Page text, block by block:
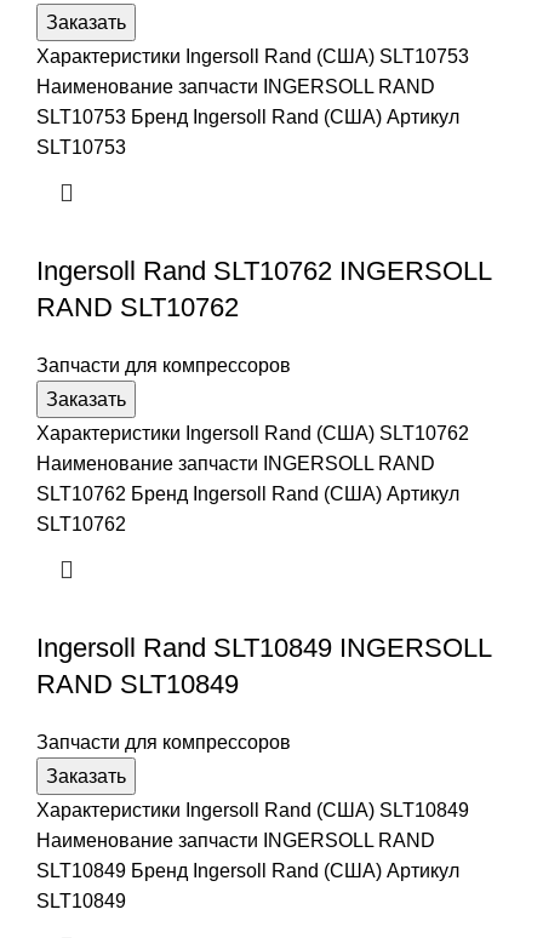
Заказать
Характеристики Ingersoll Rand (США) SLT10753
Наименование запчасти INGERSOLL RAND
SLT10753 Бренд Ingersoll Rand (США) Артикул
SLT10753
Ingersoll Rand SLT10762 INGERSOLL
RAND SLT10762
Запчасти для компрессоров
Заказать
Характеристики Ingersoll Rand (США) SLT10762
Наименование запчасти INGERSOLL RAND
SLT10762 Бренд Ingersoll Rand (США) Артикул
SLT10762
Ingersoll Rand SLT10849 INGERSOLL
RAND SLT10849
Запчасти для компрессоров
Заказать
Характеристики Ingersoll Rand (США) SLT10849
Наименование запчасти INGERSOLL RAND
SLT10849 Бренд Ingersoll Rand (США) Артикул
SLT10849